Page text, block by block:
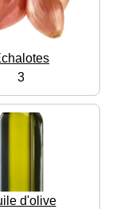
3
d'olive